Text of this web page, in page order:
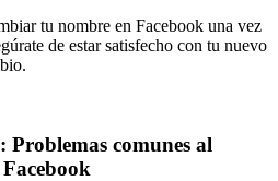
tu nombre en Facebook una vez
de estar satisfecho con tu nuevo
Problemas comunes al